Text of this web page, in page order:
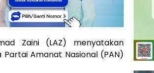
Zaini (LAZ) menyatakan
Amanat Nasional (PAN)